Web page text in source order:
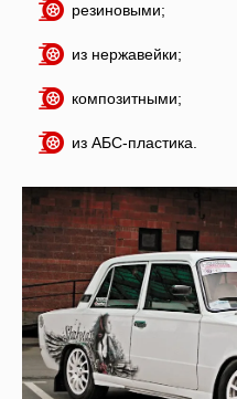
резиновыми;
из нержавейки;
композитными;
из АБС-пластика.